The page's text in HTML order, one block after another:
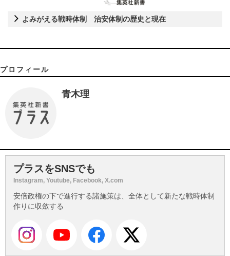
よみがえる戦時体制 治安体制の歴史と現在
プロフィール
青木理
プラスをSNSでも
Instagram, Youtube, Facebook, X.com
安倍政権の下で進行する諸施策は、全体として新たな戦時体制
作りに収斂する